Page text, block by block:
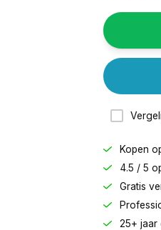
Kopen
4.5 / 5
Gratis
25+ jaar